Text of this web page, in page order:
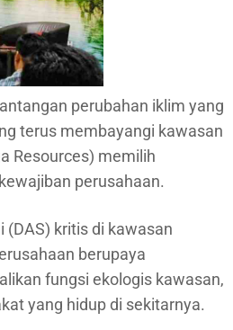
perubahan iklim yang
terus membayangi kawasan
Resources) memilih
perusahaan.
(DAS) kritis di kawasan
berupaya
fungsi ekologis kawasan,
yang hidup di sekitarnya.